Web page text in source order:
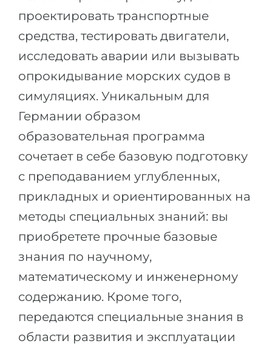
Города
Специальности
Примеры вакансий
КАРЬЕРНОЕ ОРИЕНТИРОВАНИЕ
Тест Голланда
Тест Карта Интересов
Тест RIASEC
Успех
100%
Наши студенты успешно поступают
КОНСУЛЬТАЦИЯ!
ПОСТУПАЕМ НА...
Медицина
Другая специальность
ПОСТУПАЕМ ИЗ...
Россия
Украина
Казахстан
Азербайджан
ЗАПИСАТЬСЯ НА КОНСУЛЬТАЦИЮ
проектировать транспортные
средства, тестировать двигатели,
исследовать аварии или вызывать
опрокидывание морских судов в
симуляциях. Уникальным для
Германии образом
образовательная программа
сочетает в себе базовую подготовку
с преподаванием углубленных,
прикладных и ориентированных на
методы специальных знаний: вы
приобретете прочные базовые
знания по научному,
математическому и инженерному
содержанию. Кроме того,
передаются специальные знания в
области развития и эксплуатации